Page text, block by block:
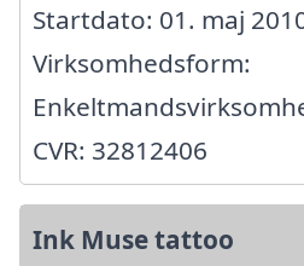
Startdato: 01. maj
Virksomhedsform:
CVR: 32812406
Ink Muse tattoo